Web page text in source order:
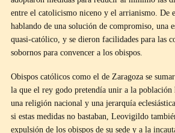
entre el catolicismo niceno y el arrianismo. De
hablando de una solución de compromiso, una
quasi-católico, y se dieron facilidades para las
sobornos para convencer a los obispos.
Obispos católicos como el de Zaragoza se
la que el rey godo pretendía unir a la población
una religión nacional y una jerarquía
si estas medidas no bastaban, Leovigildo
expulsión de los obispos de su sede y a la